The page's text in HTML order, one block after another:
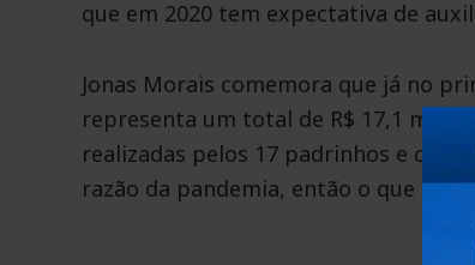
que em 2020 tem expectativa de
Jonas Morais comemora que já no
representa um total de R$ 17,1 mil,
realizadas pelos 17 padrinhos e
razão da pandemia, então o que